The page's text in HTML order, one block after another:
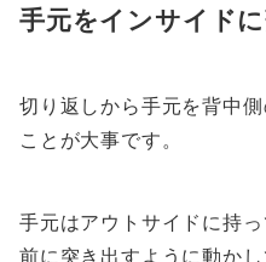
手元をインサイド
切り返しから手元を背中
ことが大事です。
手元はアウトサイドに持
前に突き出すように動かし